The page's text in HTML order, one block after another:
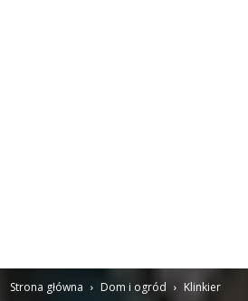
Strona główna Dom i ogród Klinkier